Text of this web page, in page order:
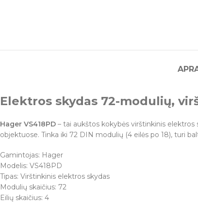
Elektros skydas 72-modulių,
Hager VS418PD – tai aukštos kokybės virštinkinis
objektuose. Tinka iki 72 DIN modulių (4 eilės po 18), turi
Gamintojas: Hager
Modelis: VS418PD
Tipas: Virštinkinis elektros skydas
Modulių skaičius: 72
Eilių skaičius: 4